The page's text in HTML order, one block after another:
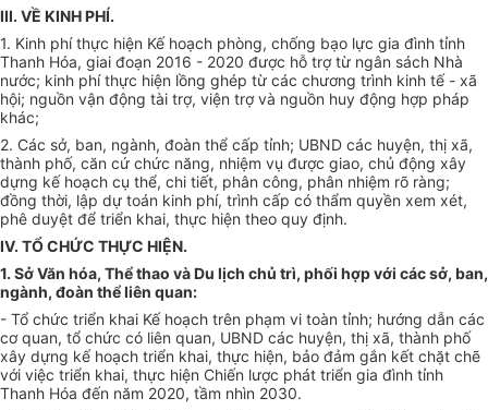
III. VỀ KINH PHÍ.
1. Kinh phí thực hiện Kế hoạch phòng, chống bạo lực gia đình tỉnh
Thanh Hóa, giai đoạn 2016 - 2020 được hỗ trợ từ ngân sách Nhà
nước; kinh phí thực hiện lồng ghép từ các chương trình kinh tế - xã
hội; nguồn vận động tài trợ, viện trợ và nguồn huy động hợp pháp
khác;
2. Các sở, ban, ngành, đoàn thể cấp tỉnh; UBND các huyện, thị xã,
thành phố, căn cứ chức năng, nhiệm vụ được giao, chủ động xây
dựng kế hoạch cụ thể, chi tiết, phân công, phân nhiệm rõ ràng;
đồng thời, lập dự toán kinh phí, trình cấp có thẩm quyền xem xét,
phê duyệt để triển khai, thực hiện theo quy định.
IV. TỔ CHỨC THỰC HIỆN.
1. Sở Văn hóa, Thể thao và Du lịch chủ trì, phối hợp với các sở, ban,
ngành, đoàn thể liên quan:
- Tổ chức triển khai Kế hoạch trên phạm vi toàn tỉnh; hướng dẫn các
cơ quan, tổ chức có liên quan, UBND các huyện, thị xã, thành phố
xây dựng kế hoạch triển khai, thực hiện, bảo đảm gắn kết chặt chẽ
với việc triển khai, thực hiện Chiến lược phát triển gia đình tỉnh
Thanh Hóa đến năm 2020, tầm nhìn 2030.